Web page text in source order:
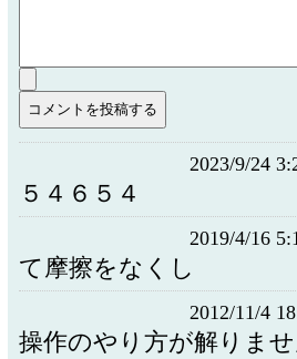
2023/9/24
５４６５４
2019/4/16
て摩擦をなくし
2012/11/4
操作のやり方が解りま